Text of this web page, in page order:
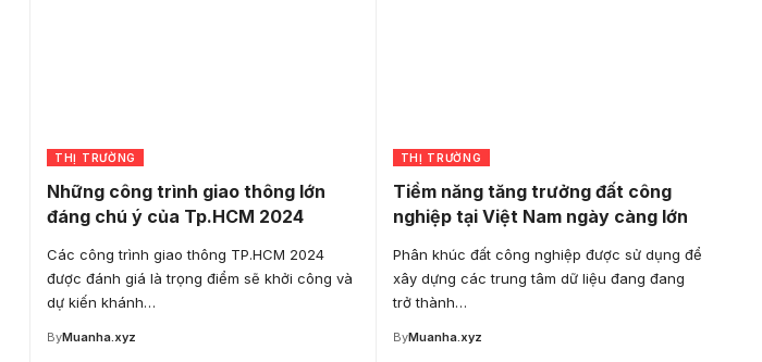
THỊ TRƯỜNG
Những công trình giao thông lớn
đáng chú ý của Tp.HCM 2024
Các công trình giao thông TP.HCM 2024
được đánh giá là trọng điểm sẽ khởi công và
dự kiến khánh…
ByMuanha.xyz
THỊ TRƯỜNG
Tiềm năng tăng trưởng đất công
nghiệp tại Việt Nam ngày càng lớn
Phân khúc đất công nghiệp được sử dụng để
xây dựng các trung tâm dữ liệu đang đang
trở thành…
ByMuanha.xyz